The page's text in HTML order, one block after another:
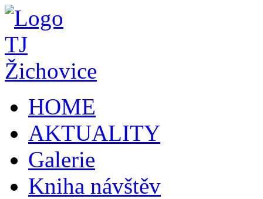
HOME
AKTUALITY
Galerie
Kniha návštěv